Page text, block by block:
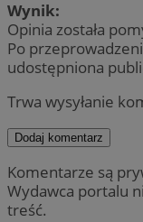
Wynik:
Opinia została
Po
udostępniona
Trwa wysyłanie
Dodaj komentarz
Komentarze są
Wydawca portalu
treść.